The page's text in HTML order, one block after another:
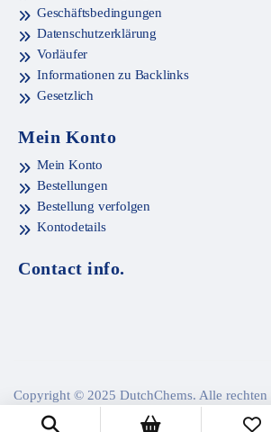
Geschäftsbedingungen
Datenschutzerklärung
Vorläufer
Informationen zu Backlinks
Gesetzlich
Mein Konto
Mein Konto
Bestellungen
Bestellung verfolgen
Kontodetails
Contact info.
Copyright © 2025 DutchChems. Alle rechten